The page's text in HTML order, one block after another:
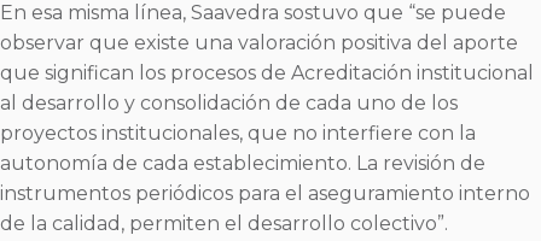
En esa misma línea, Saavedra sostuvo que “se puede
observar que existe una valoración positiva del aporte
que significan los procesos de Acreditación institucional
al desarrollo y consolidación de cada uno de los
proyectos institucionales, que no interfiere con la
autonomía de cada establecimiento. La revisión de
instrumentos periódicos para el aseguramiento interno
de la calidad, permiten el desarrollo colectivo”.